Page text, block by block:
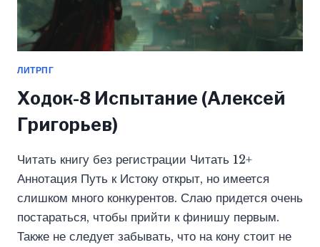
ЛИТРПГ
Ходок-8 Испытание (Алексей
Григорьев)
Читать книгу без регистрации Читать 12+
Аннотация Путь к Истоку открыт, но имеется
слишком много конкурентов. Слаю придется очень
постараться, чтобы прийти к финишу первым.
Также не следует забывать, что на кону стоит не